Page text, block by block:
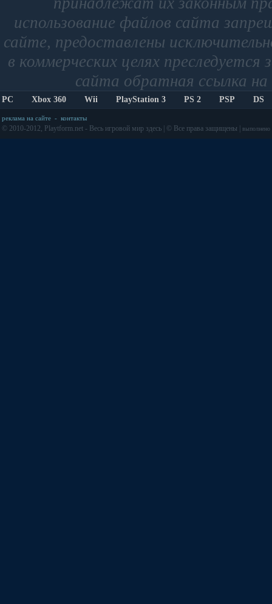
использование файлов сайта
сайте, предоставлены
в коммерческих целях
сайта обратная ссылка
PC Xbox 360 Wii PlayStation 3 PS 2 PSP DS
реклама на сайте - контакты
© 2010-2012, Playtform.net - Весь игровой мир здесь | © Все права защищены | выполнено